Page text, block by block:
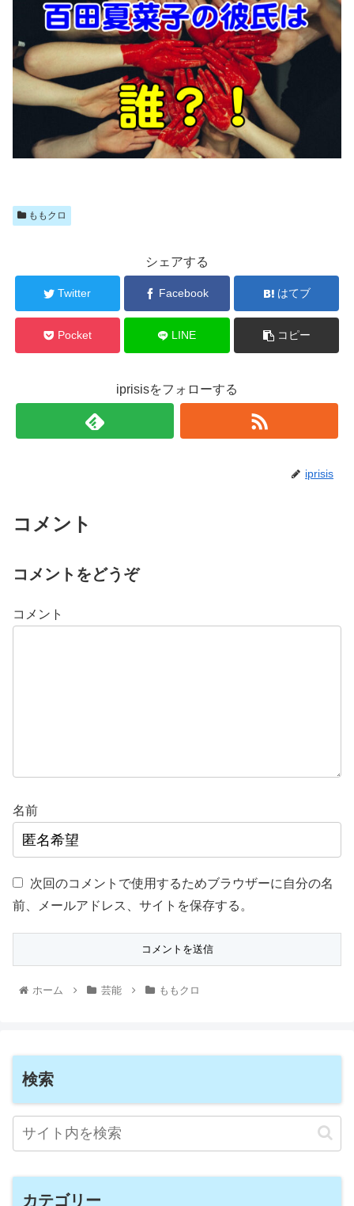
ももクロ
シェアする
Twitter Facebook はてブ
Pocket LINE コピー
iprisisをフォローする
iprisis
コメント
コメントをどうぞ
コメント
名前
次回のコメントで使用するためブラウザーに自分の名
前、メールアドレス、サイトを保存する。
ホーム 芸能 ももクロ
検索
カテゴリー